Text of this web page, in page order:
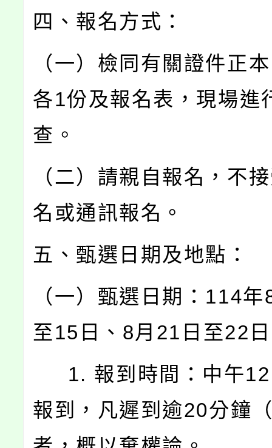
四、報名方式：
（一）檢同有關證件正
各1份及報名表，現場進
查。
（二）請親自報名，不
名或通訊報名。
五、甄選日期及地點：
（一）甄選日期：114
至15日、8月21日至22
1. 報到時間：中午12
報到，凡遲到逾20分鐘